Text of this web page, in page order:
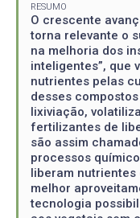
RESUMO
O crescente
torna relevante o
na melhoria dos
inteligentes”, que
nutrientes pelas
desses
lixiviação,
fertilizantes de
são assim
processos
liberam
melhor
tecnologia